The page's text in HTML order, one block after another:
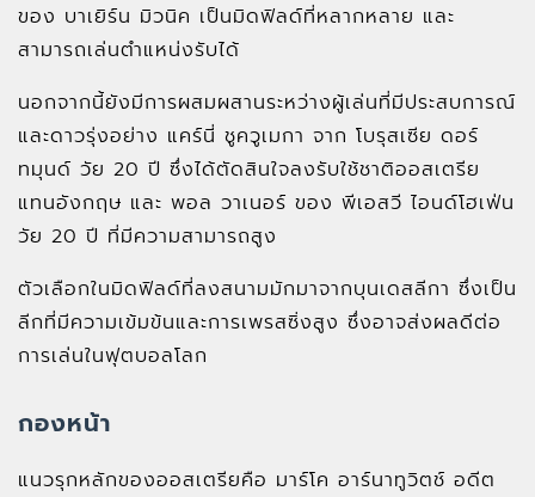
ของ บาเยิร์น มิวนิค เป็นมิดฟิลด์ที่หลากหลาย และ
สามารถเล่นตำแหน่งรับได้
นอกจากนี้ยังมีการผสมผสานระหว่างผู้เล่นที่มีประสบการณ์
และดาวรุ่งอย่าง แคร์นี่ ชูควูเมกา จาก โบรุสเซีย ดอร์
ทมุนด์ วัย 20 ปี ซึ่งได้ตัดสินใจลงรับใช้ชาติออสเตรีย
แทนอังกฤษ และ พอล วาเนอร์ ของ พีเอสวี ไอนด์โฮเฟ่น
วัย 20 ปี ที่มีความสามารถสูง
ตัวเลือกในมิดฟิลด์ที่ลงสนามมักมาจากบุนเดสลีกา ซึ่งเป็น
ลีกที่มีความเข้มข้นและการเพรสซิ่งสูง ซึ่งอาจส่งผลดีต่อ
การเล่นในฟุตบอลโลก
กองหน้า
แนวรุกหลักของออสเตรียคือ มาร์โค อาร์นาทูวิตช์ อดีต